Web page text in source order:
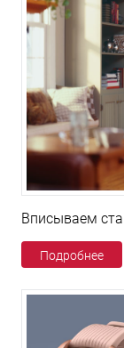
Вписываем
Подробнее